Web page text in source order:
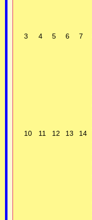
3 4 5 6 7
10 11 12 13 14